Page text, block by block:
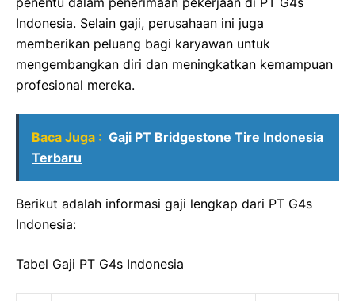
Indonesia. Selain gaji, perusahaan ini juga
memberikan peluang bagi karyawan untuk
mengembangkan diri dan meningkatkan kemampuan
profesional mereka.
Baca Juga : Gaji PT Bridgestone Tire Indonesia
Terbaru
Berikut adalah informasi gaji lengkap dari PT G4s
Indonesia:
Tabel Gaji PT G4s Indonesia